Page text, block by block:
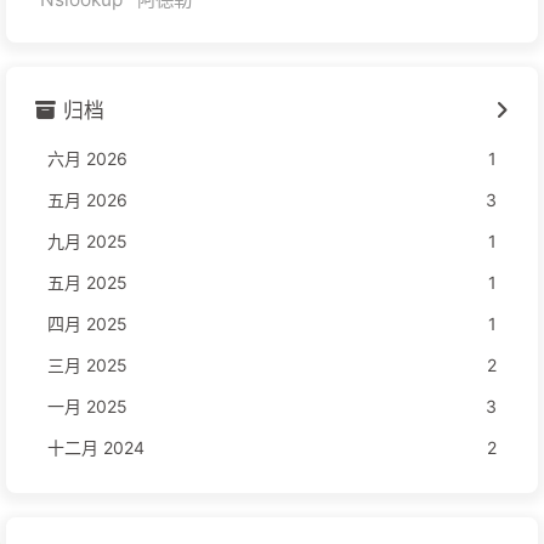
归档
六月 2026
1
五月 2026
3
九月 2025
1
五月 2025
1
四月 2025
1
三月 2025
2
一月 2025
3
十二月 2024
2